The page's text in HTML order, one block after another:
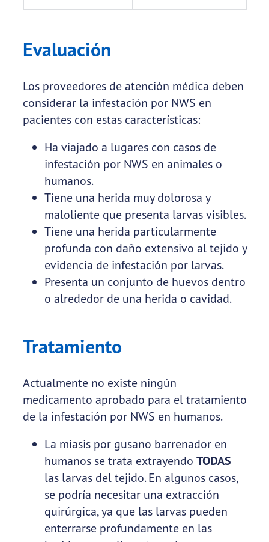
Evaluación
Los proveedores de atención médica deben
considerar la infestación por NWS en
pacientes con estas características:
Ha viajado a lugares con casos de
infestación por NWS en animales o
humanos.
Tiene una herida muy dolorosa y
maloliente que presenta larvas visibles.
Tiene una herida particularmente
profunda con daño extensivo al tejido y
evidencia de infestación por larvas.
Presenta un conjunto de huevos dentro
o alrededor de una herida o cavidad.
Tratamiento
Actualmente no existe ningún
medicamento aprobado para el tratamiento
de la infestación por NWS en humanos.
La miasis por gusano barrenador en
humanos se trata extrayendo TODAS
las larvas del tejido. En algunos casos,
se podría necesitar una extracción
quirúrgica, ya que las larvas pueden
enterrarse profundamente en las